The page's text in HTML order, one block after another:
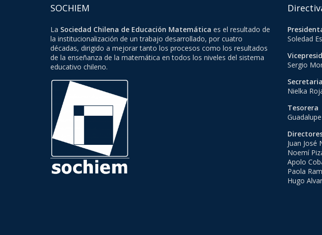
SOCHIEM
La Sociedad Chilena de Educación Matemática es el resultado de
la institucionalización de un trabajo desarrollado, por cuatro
décadas, dirigido a mejorar tanto los procesos como los resultados
de la enseñanza de la matemática en todos los niveles del sistema
educativo chileno.
Soledad
Sergio
Secretaria
Nielka
Tesorera
Juan José
Noemí
Apolo
Paola
Hugo